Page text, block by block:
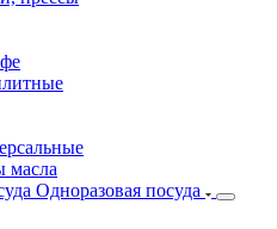
для отбивания мяса
черпаки
формы
прессы